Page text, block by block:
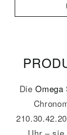
DieOmega